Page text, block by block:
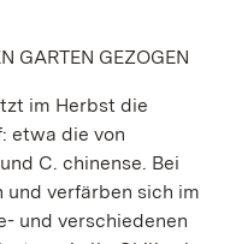
GARTEN GEZOGEN
im Herbst die
etwa die von
C. chinense. Bei
verfärben sich im
und verschiedenen